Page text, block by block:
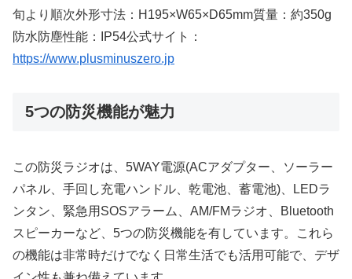
旬より順次外形寸法：H195×W65×D65mm質量：約350g
防水防塵性能：IP54公式サイト：
https://www.plusminuszero.jp
5つの防災機能が魅力
この防災ラジオは、5WAY電源(ACアダプター、ソーラー
パネル、手回し充電ハンドル、乾電池、蓄電池)、LEDラ
ンタン、緊急用SOSアラーム、AM/FMラジオ、Bluetooth
スピーカーなど、5つの防災機能を有しています。これら
の機能は非常時だけでなく日常生活でも活用可能で、デザ